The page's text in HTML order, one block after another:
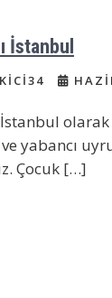
İstanbul
yabancı
Çocuk […]